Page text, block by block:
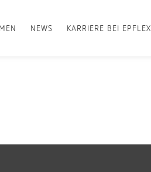
NEWS KARRIERE BEI EPFLEX